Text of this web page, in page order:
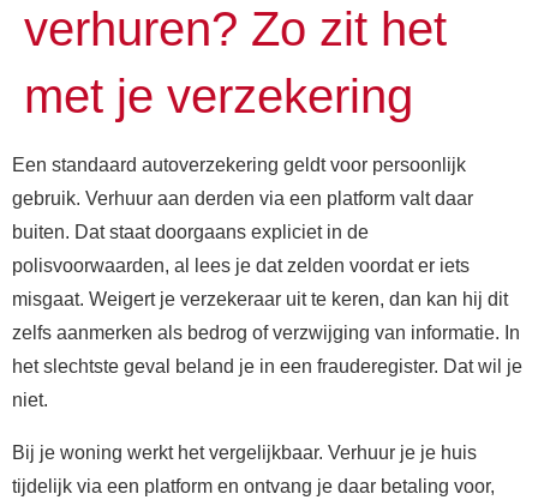
verhuren? Zo zit het
met je verzekering
Een standaard autoverzekering geldt voor persoonlijk
gebruik. Verhuur aan derden via een platform valt daar
buiten. Dat staat doorgaans expliciet in de
polisvoorwaarden, al lees je dat zelden voordat er iets
misgaat. Weigert je verzekeraar uit te keren, dan kan hij dit
zelfs aanmerken als bedrog of verzwijging van informatie. In
het slechtste geval beland je in een frauderegister. Dat wil je
niet.
Bij je woning werkt het vergelijkbaar. Verhuur je je huis
tijdelijk via een platform en ontvang je daar betaling voor,